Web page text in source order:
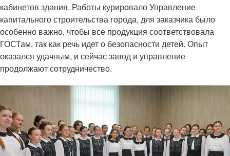
кабинетов здания. Работы курировало Управление
капитального строительства города, для заказчика было
особенно важно, чтобы все продукция соответствовала
ГОСТам, так как речь идет о безопасности детей. Опыт
оказался удачным, и сейчас завод и управление
продолжают сотрудничество.